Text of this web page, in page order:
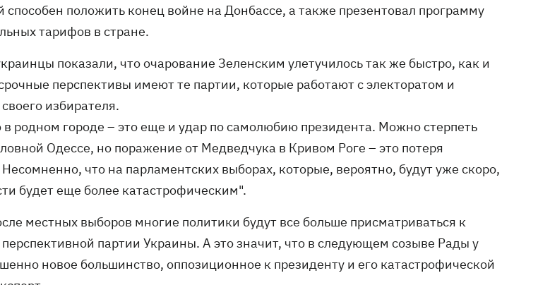
положить конец войне на Донбассе, а также презентовал программу
тарифов в стране.
показали, что очарование Зеленским улетучилось так же быстро, как и
перспективы имеют те партии, которые работают с электоратом и
избирателя.
родном городе – это еще и удар по самолюбию президента. Можно стерпеть
Одессе, но поражение от Медведчука в Кривом Роге – это потеря
что на парламентских выборах, которые, вероятно, будут уже скоро,
будет еще более катастрофическим".
местных выборов многие политики будут все больше присматриваться к
партии Украины. А это значит, что в следующем созыве Рады у
новое большинство, оппозиционное к президенту и его катастрофической